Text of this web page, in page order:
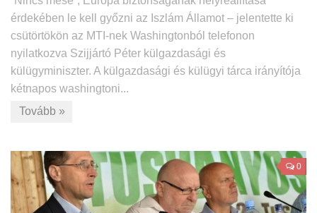
érdekében le kell győzni az Iszlám Államot – jelentette ki
csütörtökön az MTI-nek Washingtonból telefonon
nyilatkozva Szijjártó Péter külgazdasági és
külügyminiszter. A külgazdasági és külügyi tárca irányítója
kétnapos washingtoni...
Tovább »
0